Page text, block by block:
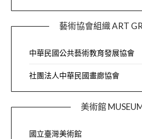
藝術協會組織 ART
中華民國公共藝術教育發展協會
社團法人中華民國畫廊協會
美術館
國立臺灣美術館